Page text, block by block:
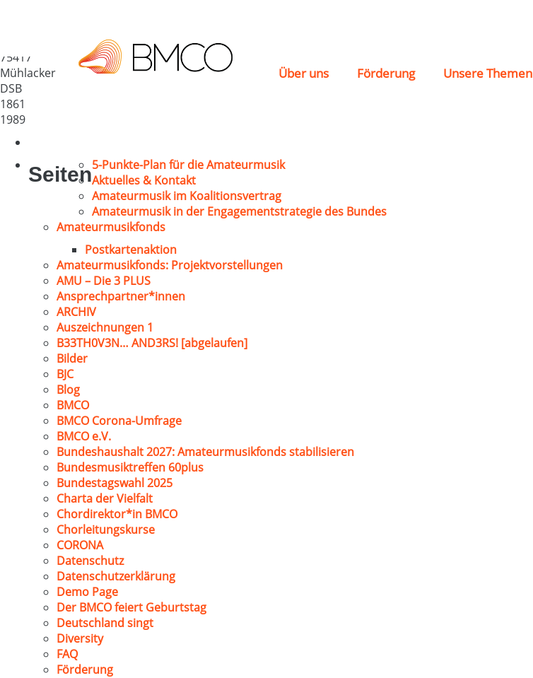
Über uns Förderung Unsere Themen
75417
Mühlacker
DSB
1861
1989
Seiten5-Punkte-Plan für die Amateurmusik
Aktuelles & Kontakt
Amateurmusik im Koalitionsvertrag
Amateurmusik in der Engagementstrategie des Bundes
Amateurmusikfonds
Postkartenaktion
Amateurmusikfonds: Projektvorstellungen
AMU – Die 3 PLUS
Ansprechpartner*innen
ARCHIV
Auszeichnungen 1
B33TH0V3N… AND3RS! [abgelaufen]
Bilder
BJC
Blog
BMCO
BMCO Corona-Umfrage
BMCO e.V.
Bundeshaushalt 2027: Amateurmusikfonds stabilisieren
Bundesmusiktreffen 60plus
Bundestagswahl 2025
Charta der Vielfalt
Chordirektor*in BMCO
Chorleitungskurse
CORONA
Datenschutz
Datenschutzerklärung
Demo Page
Der BMCO feiert Geburtstag
Deutschland singt
Diversity
FAQ
Förderung